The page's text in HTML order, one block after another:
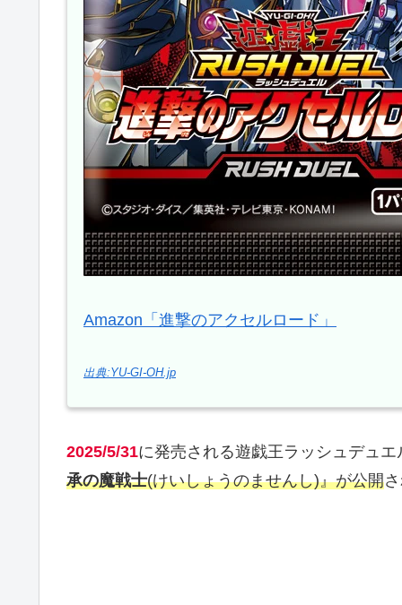
Amazon「進撃のアクセルロード」
出典:YU-GI-OH.jp
2025/5/31に発売される遊戯王ラッシュデュ
承の魔戦士(けいしょうのませんし)』が公開